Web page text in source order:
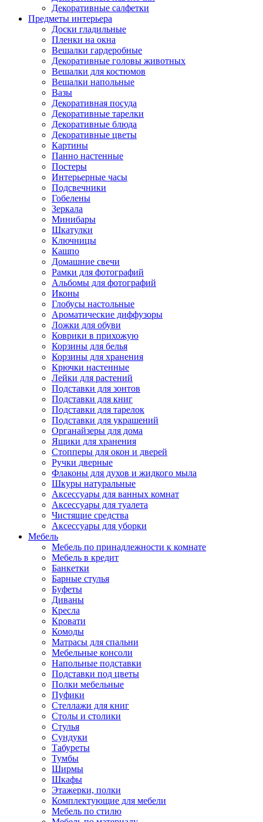
Декоративные салфетки
Предметы интерьера
Доски гладильные
Пленки на окна
Вешалки гардеробные
Декоративные головы животных
Вешалки для костюмов
Вешалки напольные
Вазы
Декоративная посуда
Декоративные тарелки
Декоративные блюда
Декоративные цветы
Картины
Панно настенные
Постеры
Интерьерные часы
Подсвечники
Гобелены
Зеркала
Минибары
Шкатулки
Ключницы
Кашпо
Домашние свечи
Рамки для фотографий
Альбомы для фотографий
Иконы
Глобусы настольные
Ароматические диффузоры
Ложки для обуви
Коврики в прихожую
Корзины для белья
Корзины для хранения
Крючки настенные
Лейки для растений
Подставки для зонтов
Подставки для книг
Подставки для тарелок
Подставки для украшений
Органайзеры для дома
Ящики для хранения
Стопперы для окон и дверей
Ручки дверные
Флаконы для духов и жидкого мыла
Шкуры натуральные
Аксессуары для ванных комнат
Аксессуары для туалета
Чистящие средства
Аксессуары для уборки
Мебель
Мебель по принадлежности к комнате
Мебель в кредит
Банкетки
Барные стулья
Буфеты
Диваны
Кресла
Кровати
Комоды
Матрасы для спальни
Мебельные консоли
Напольные подставки
Подставки под цветы
Полки мебельные
Пуфики
Стеллажи для книг
Столы и столики
Стулья
Сундуки
Табуреты
Тумбы
Ширмы
Шкафы
Этажерки, полки
Комплектующие для мебели
Мебель по стилю